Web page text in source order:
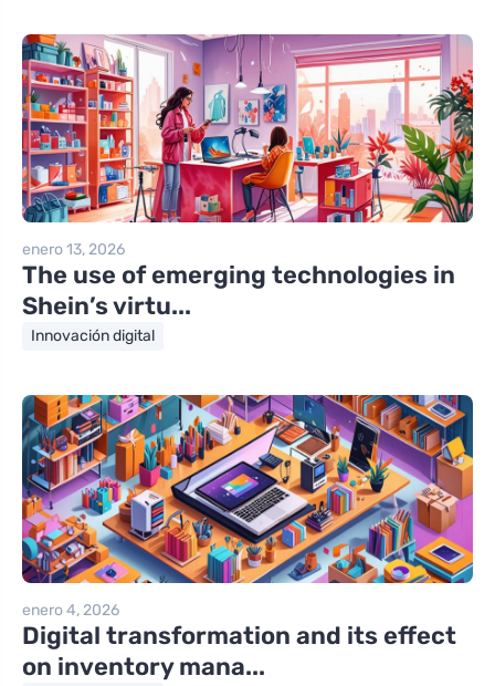
enero 13, 2026
The use of emerging technologies in
Shein’s virtu...
Innovación digital
enero 4, 2026
Digital transformation and its effect
on inventory mana...